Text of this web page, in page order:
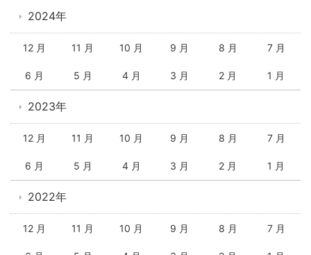
2024年
12 月 11 月 10 月 9 月 8 月 7 月
6 月 5 月 4 月 3 月 2 月 1 月
2023年
12 月 11 月 10 月 9 月 8 月 7 月
6 月 5 月 4 月 3 月 2 月 1 月
2022年
12 月 11 月 10 月 9 月 8 月 7 月